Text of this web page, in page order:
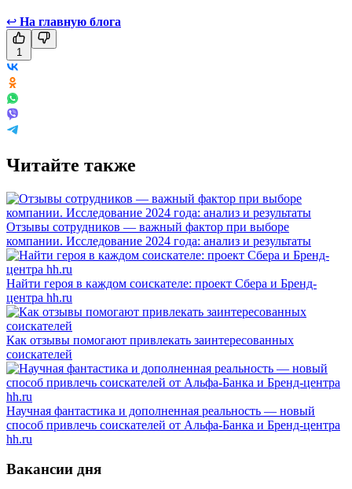
↩ На главную блога
1
Читайте также
Отзывы сотрудников — важный фактор при выборе
компании. Исследование 2024 года: анализ и результаты
Найти героя в каждом соискателе: проект Сбера и Бренд-
центра hh.ru
Как отзывы помогают привлекать заинтересованных
соискателей
Научная фантастика и дополненная реальность — новый
способ привлечь соискателей от Альфа-Банка и Бренд-центра
hh.ru
Вакансии дня